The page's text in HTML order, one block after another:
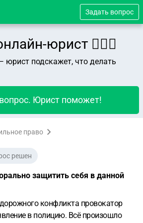
Задать вопрос
юрист 👨🏻‍⚖️
юрист подскажет, что делать
Юрист поможет!
право
решен
защитить себя в данной
конфликта провокатор
в полицию. Всё произошло